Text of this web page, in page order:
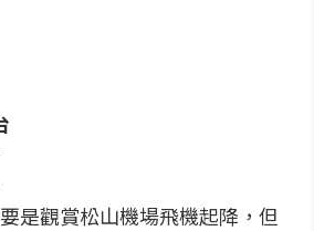
是觀賞松山機場飛機起降，但